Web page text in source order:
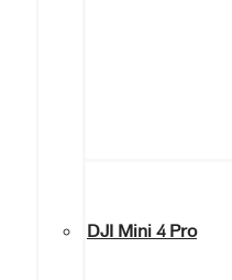
DJI Mini 4 Pro